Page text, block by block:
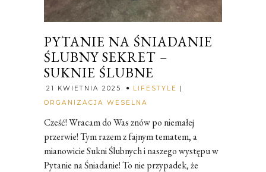
PYTANIE NA ŚNIADANIE
ŚLUBNY SEKRET –
SUKNIE ŚLUBNE
21 KWIETNIA 2025 LIFESTYLE
|
ORGANIZACJA WESELNA
Cześć! Wracam do Was znów po niemałej
przerwie! Tym razem z fajnym tematem, a
mianowicie Sukni Ślubnych i naszego występu w
Pytanie na Śniadanie! To nie przypadek, że